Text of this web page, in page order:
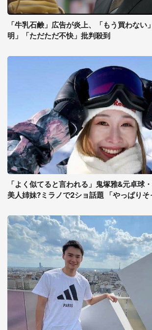
「牛乳石鹸」広告が炎上、「もう買わない
明」「ただただ不快」批判殺到
「よく似てると言われる」鬼塚雅&元卓球
美人姉妹?ミラノで2ショ話題 「やっぱりそ